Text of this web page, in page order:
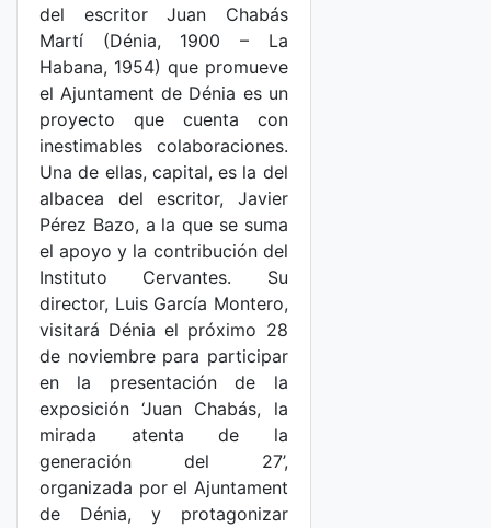
del escritor Juan Chabás
Martí (Dénia, 1900 – La
Habana, 1954) que promueve
el Ajuntament de Dénia es un
proyecto que cuenta con
inestimables colaboraciones.
Una de ellas, capital, es la del
albacea del escritor, Javier
Pérez Bazo, a la que se suma
el apoyo y la contribución del
Instituto Cervantes. Su
director, Luis García Montero,
visitará Dénia el próximo 28
de noviembre para participar
en la presentación de la
exposición ‘Juan Chabás, la
mirada atenta de la
generación del 27’,
organizada por el Ajuntament
de Dénia, y protagonizar